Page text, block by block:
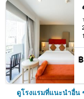
ดูโรงแรมที่แนะนำอื่น